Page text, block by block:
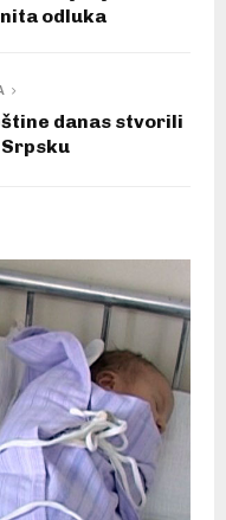
odluka
danas stvorili